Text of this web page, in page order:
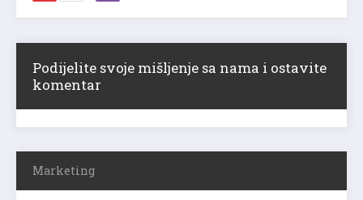
Podijelite svoje mišljenje sa nama i ostavite
komentar
Marketing